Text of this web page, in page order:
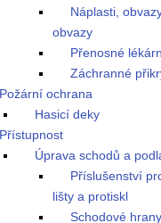
Náplasti,
obvazy
Přenosné
Záchranné
Požární ochrana
Hasicí deky
Přístupnost
Úprava schodů a
Příslušenství
lišty a protiskl
Schodové